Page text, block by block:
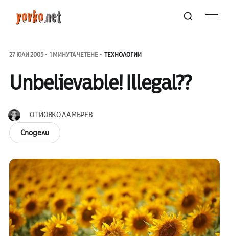
27 ЮЛИ 2005 1 МИНУТА ЧЕТЕНЕ ТЕХНОЛОГИИ
Unbelievable! Illegal??
ОТЙОВКО ЛАМБРЕВ
Сподели